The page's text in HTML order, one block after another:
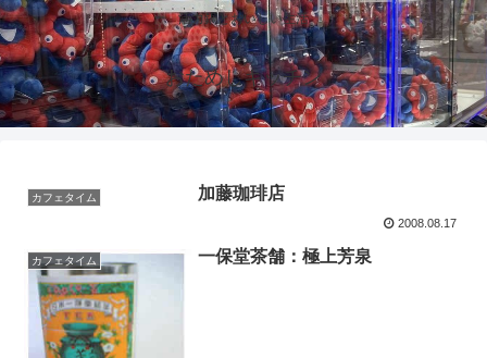
活力鍋とおいしい生活
おためしキッチン
カフェタイム 加藤珈琲店
2008.08.17
カフェタイム 一保堂茶舗：極上芳泉